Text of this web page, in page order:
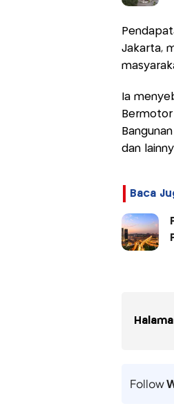
Jakarta,
Ia
Bermotor
dan
Baca
Follow